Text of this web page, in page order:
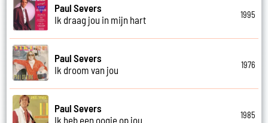
Paul Severs
Ik draag jou in mijn hart
1995
Paul Severs
Ik droom van jou
1976
Paul Severs
Ik heb een oogje op jou
1985